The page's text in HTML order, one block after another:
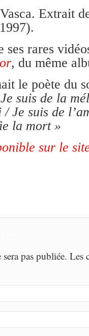
Extrait
rares
, du même
le poète du
suis de la
/ Je suis de
la mort »
sur le
sera pas publiée.